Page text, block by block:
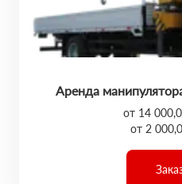
Аренда
от 14
от 2